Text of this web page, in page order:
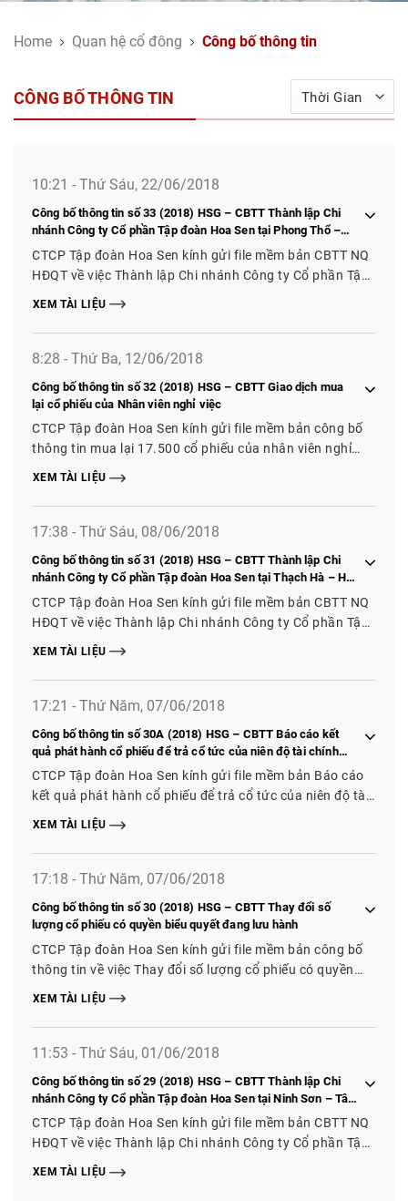
Home Quan hệ cổ đông Công bố thông tin
CÔNG BỐ THÔNG TIN
10:21 - Thứ Sáu, 22/06/2018
Công bố thông tin số 33 (2018) HSG – CBTT Thành lập Chi
nhánh Công ty Cổ phần Tập đoàn Hoa Sen tại Phong Thổ –
Lai Châu
CTCP Tập đoàn Hoa Sen kính gửi file mềm bản CBTT NQ
HĐQT về việc Thành lập Chi nhánh Công ty Cổ phần Tập
đoàn Hoa Sen tại Phong Thổ - Lai Châu
XEM TÀI LIỆU
8:28 - Thứ Ba, 12/06/2018
Công bố thông tin số 32 (2018) HSG – CBTT Giao dịch mua
lại cổ phiếu của Nhân viên nghỉ việc
CTCP Tập đoàn Hoa Sen kính gửi file mềm bản công bố
thông tin mua lại 17.500 cổ phiếu của nhân viên nghỉ
việc để làm cổ phiếu quỹ
XEM TÀI LIỆU
17:38 - Thứ Sáu, 08/06/2018
Công bố thông tin số 31 (2018) HSG – CBTT Thành lập Chi
nhánh Công ty Cổ phần Tập đoàn Hoa Sen tại Thạch Hà – Hà
Tĩnh
CTCP Tập đoàn Hoa Sen kính gửi file mềm bản CBTT NQ
HĐQT về việc Thành lập Chi nhánh Công ty Cổ phần Tập
đoàn Hoa Sen tại Thạch Hà – Hà Tĩnh
XEM TÀI LIỆU
17:21 - Thứ Năm, 07/06/2018
Công bố thông tin số 30A (2018) HSG – CBTT Báo cáo kết
quả phát hành cổ phiếu để trả cổ tức của niên độ tài chính
2016 – 2017
CTCP Tập đoàn Hoa Sen kính gửi file mềm bản Báo cáo
kết quả phát hành cổ phiếu để trả cổ tức của niên độ tài
chính 2016 – 2017
XEM TÀI LIỆU
17:18 - Thứ Năm, 07/06/2018
Công bố thông tin số 30 (2018) HSG – CBTT Thay đổi số
lượng cổ phiếu có quyền biểu quyết đang lưu hành
CTCP Tập đoàn Hoa Sen kính gửi file mềm bản công bố
thông tin về việc Thay đổi số lượng cổ phiếu có quyền
biểu quyết đang lưu hành
XEM TÀI LIỆU
11:53 - Thứ Sáu, 01/06/2018
Công bố thông tin số 29 (2018) HSG – CBTT Thành lập Chi
nhánh Công ty Cổ phần Tập đoàn Hoa Sen tại Ninh Sơn – Tây
Ninh, Chợ Cá – Chương Mỹ và Sóc Sơn – Hà Nội
CTCP Tập đoàn Hoa Sen kính gửi file mềm bản CBTT NQ
HĐQT về việc Thành lập Chi nhánh Công ty Cổ phần Tập
đoàn Hoa Sen tại Ninh Sơn – Tây Ninh, Chợ Cá – Chương
Mỹ và Sóc Sơn – Hà Nội
XEM TÀI LIỆU